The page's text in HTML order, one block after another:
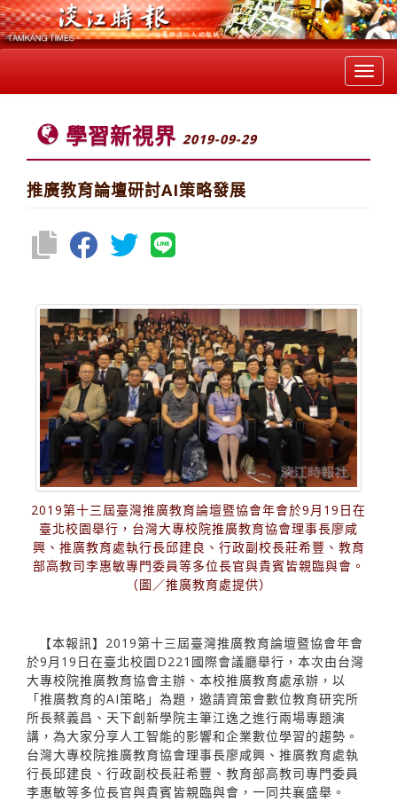
學習新視界 2019-09-29
推廣教育論壇研討AI策略發展
2019第十三屆臺灣推廣教育論壇暨協會年會於9月19日在
臺北校園舉行，台灣大專校院推廣教育協會理事長廖咸
興、推廣教育處執行長邱建良、行政副校長莊希豐、教育
部高教司李惠敏專門委員等多位長官與貴賓皆親臨與會。
（圖／推廣教育處提供）
【本報訊】2019第十三屆臺灣推廣教育論壇暨協會年會
於9月19日在臺北校園D221國際會議廳舉行，本次由台灣
大專校院推廣教育協會主辦、本校推廣教育處承辦，以
「推廣教育的AI策略」為題，邀請資策會數位教育研究所
所長蔡義昌、天下創新學院主筆江逸之進行兩場專題演
講，為大家分享人工智能的影響和企業數位學習的趨勢。
台灣大專校院推廣教育協會理事長廖咸興、推廣教育處執
行長邱建良、行政副校長莊希豐、教育部高教司專門委員
李惠敏等多位長官與貴賓皆親臨與會，一同共襄盛舉。